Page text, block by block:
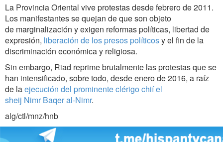
La Provincia Oriental vive protestas desde febrero de 2011.
Los manifestantes se quejan de que son objeto
de marginalización y exigen reformas políticas, libertad de
expresión, liberación de los presos políticosy el fin de la
discriminación económica y religiosa.
Sin embargo, Riad reprime brutalmente las protestas que se
han intensificado, sobre todo, desde enero de 2016, a raíz
de laejecución del prominente clérigo chií el
sheij Nimr Baqer al-Nimr.
alg/ctl/mnz/hnb